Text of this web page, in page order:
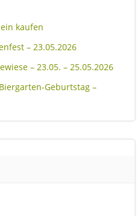
kaufen
– 23.05.2026
– 23.05. – 25.05.2026
Geburtstag –